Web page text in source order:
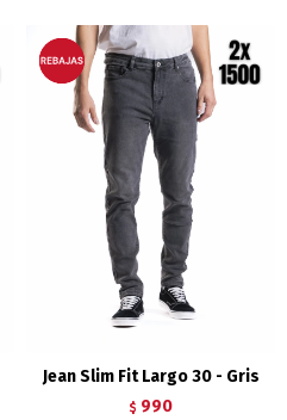
Jean Slim Fit Largo 30 - Gris
$ 990